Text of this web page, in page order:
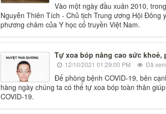
Vào một ngày đầu xuân 2010,
Nguyễn Thiên Tích - Chủ tịch Trung ương Hội Đông
phương châm của Y học cổ truyền Việt Nam.
Tự xoa bóp nâng cao sức khoẻ,
12/10/2021 01:29:00 PM Đã
Để phòng bệnh COVID-19, bên
hàng ngày chúng ta có thể tự xoa bóp toàn thân
COVID-19.